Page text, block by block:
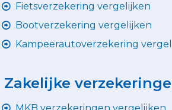
Fietsverzekering vergelijken
Bootverzekering vergelijken
Kampeerautoverzekering
Zakelijke